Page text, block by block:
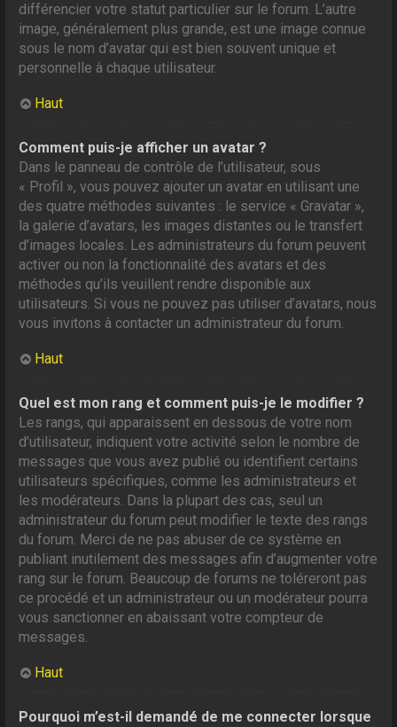
différencier votre statut particulier sur le forum. L’autre
image, généralement plus grande, est une image connue
sous le nom d’avatar qui est bien souvent unique et
personnelle à chaque utilisateur.
Haut
Comment puis-je afficher un avatar ?
Dans le panneau de contrôle de l’utilisateur, sous
« Profil », vous pouvez ajouter un avatar en utilisant une
des quatre méthodes suivantes : le service « Gravatar »,
la galerie d’avatars, les images distantes ou le transfert
d’images locales. Les administrateurs du forum peuvent
activer ou non la fonctionnalité des avatars et des
méthodes qu’ils veuillent rendre disponible aux
utilisateurs. Si vous ne pouvez pas utiliser d’avatars, nous
vous invitons à contacter un administrateur du forum.
Haut
Quel est mon rang et comment puis-je le modifier ?
Les rangs, qui apparaissent en dessous de votre nom
d’utilisateur, indiquent votre activité selon le nombre de
messages que vous avez publié ou identifient certains
utilisateurs spécifiques, comme les administrateurs et
les modérateurs. Dans la plupart des cas, seul un
administrateur du forum peut modifier le texte des rangs
du forum. Merci de ne pas abuser de ce système en
publiant inutilement des messages afin d’augmenter votre
rang sur le forum. Beaucoup de forums ne toléreront pas
ce procédé et un administrateur ou un modérateur pourra
vous sanctionner en abaissant votre compteur de
messages.
Haut
Pourquoi m’est-il demandé de me connecter lorsque